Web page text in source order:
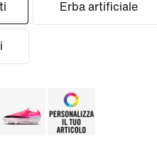
Erba artificiale